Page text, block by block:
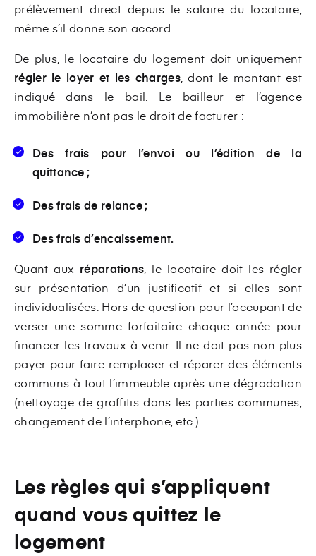
prélèvement direct depuis le salaire du locataire,
même s’il donne son accord.
De plus, le locataire du logement doit uniquement
régler le loyer et les charges, dont le montant est
indiqué dans le bail. Le bailleur et l’agence
immobilière n’ont pas le droit de facturer :
Des frais pour l’envoi ou l’édition de la
quittance ;
Des frais de relance ;
Des frais d’encaissement.
Quant aux réparations , le locataire doit les régler
sur présentation d’un justificatif et si elles sont
individualisées. Hors de question pour l’occupant de
verser une somme forfaitaire chaque année pour
financer les travaux à venir. Il ne doit pas non plus
payer pour faire remplacer et réparer des éléments
communs à tout l’immeuble après une dégradation
(nettoyage de graffitis dans les parties communes,
changement de l’interphone, etc.).
Les règles qui s’appliquent
quand vous quittez le
logement